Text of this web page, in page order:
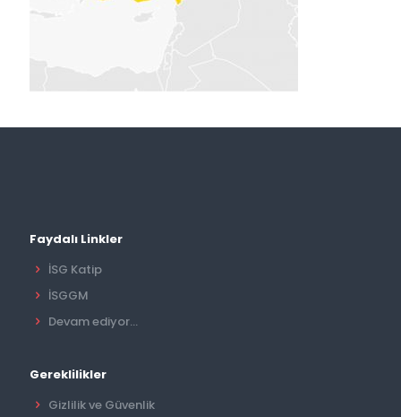
Faydalı Linkler
İSG Katip
İSGGM
Devam ediyor...
Gereklilikler
Gizlilik ve Güvenlik